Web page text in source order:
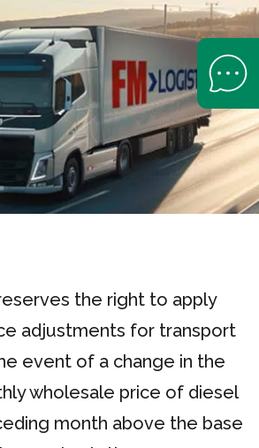
the right to apply
adjustments for transport
event of a change in the
wholesale price of diesel
month above the base
Open